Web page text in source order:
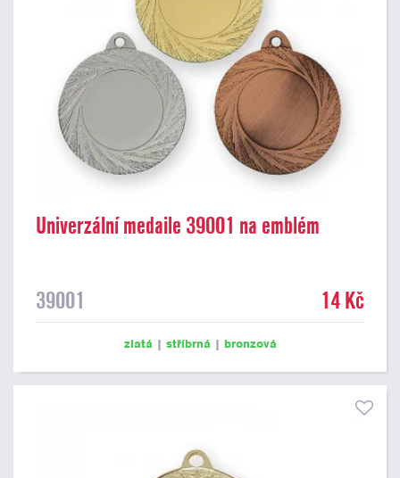
Univerzální medaile 39001 na emblém
39001 14 Kč
zlatá | stříbrná | bronzová